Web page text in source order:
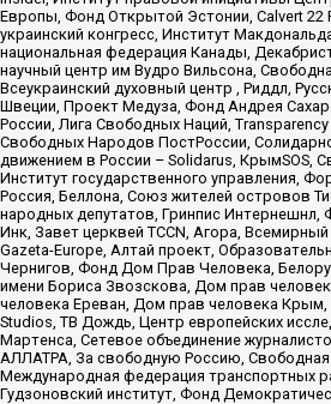
Европы, Фонд Открытой Эстонии, Calvert 22
украинский конгресс, Институт
национальная федерация Канады,
научный центр им Вудро Вильсона,
Всеукраинский духовный центр , Риддл,
Швеции, Проект Медуза, Фонд Андрея
России, Лига Свободных Наций,
Свободных Народов ПостРоссии,
движением в России – Solidarus, КрымSOS,
Институт государственного управления,
Россия, Беллона, Союз жителей островов
народных депутатов, Гринпис Интернешнл,
Инк, Завет церквей TCCN, Агора,
Gazeta-Europe, Алтай проект,
Чернигов, Фонд Дом Прав Человека,
имени Бориса Звозскова, Дом прав
человека Ереван, Дом прав человека Крым,
Studios, ТВ Дождь, Центр европейских
Мартенса, Сетевое объединение
АЛЛАТРА, За свободную Россию, Свободная
Международная федерация транспортных
Гудзоновский институт, Фонд